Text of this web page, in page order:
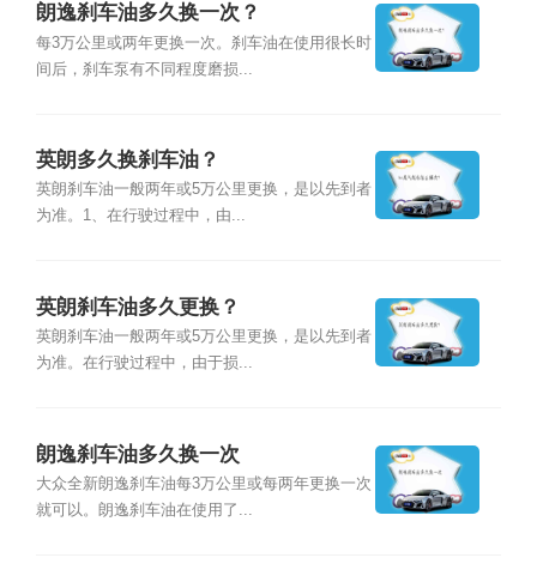
朗逸刹车油多久换一次？
每3万公里或两年更换一次。刹车油在使用很长时
间后，刹车泵有不同程度磨损...
英朗多久换刹车油？
英朗刹车油一般两年或5万公里更换，是以先到者
为准。1、在行驶过程中，由...
英朗刹车油多久更换？
英朗刹车油一般两年或5万公里更换，是以先到者
为准。在行驶过程中，由于损...
朗逸刹车油多久换一次
大众全新朗逸刹车油每3万公里或每两年更换一次
就可以。朗逸刹车油在使用了...